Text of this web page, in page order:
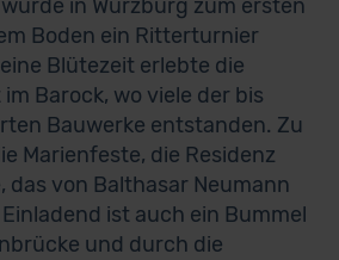
in Würzburg zum ersten
Boden ein Ritterturnier
Blütezeit erlebte die
Barock, wo viele der bis
Bauwerke entstanden. Zu
Marienfeste, die Residenz
das von Balthasar Neumann
ist auch ein Bummel
und durch die